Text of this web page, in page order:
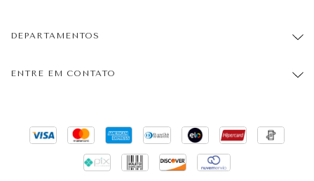
DEPARTAMENTOS
ENTRE EM CONTATO